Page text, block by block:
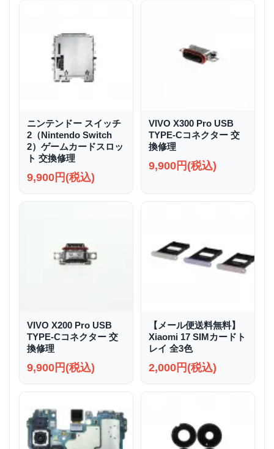
ニンテンドー スイッチ
2（Nintendo Switch
2）ゲームカードスロッ
ト 交換修理
9,900円(税込)
VIVO X300 Pro USB
TYPE-Cコネクター 交
換修理
9,900円(税込)
VIVO X200 Pro USB
TYPE-Cコネクター 交
換修理
9,900円(税込)
【メール便送料無料】
Xiaomi 17 SIMカードト
レイ 全3色
2,000円(税込)